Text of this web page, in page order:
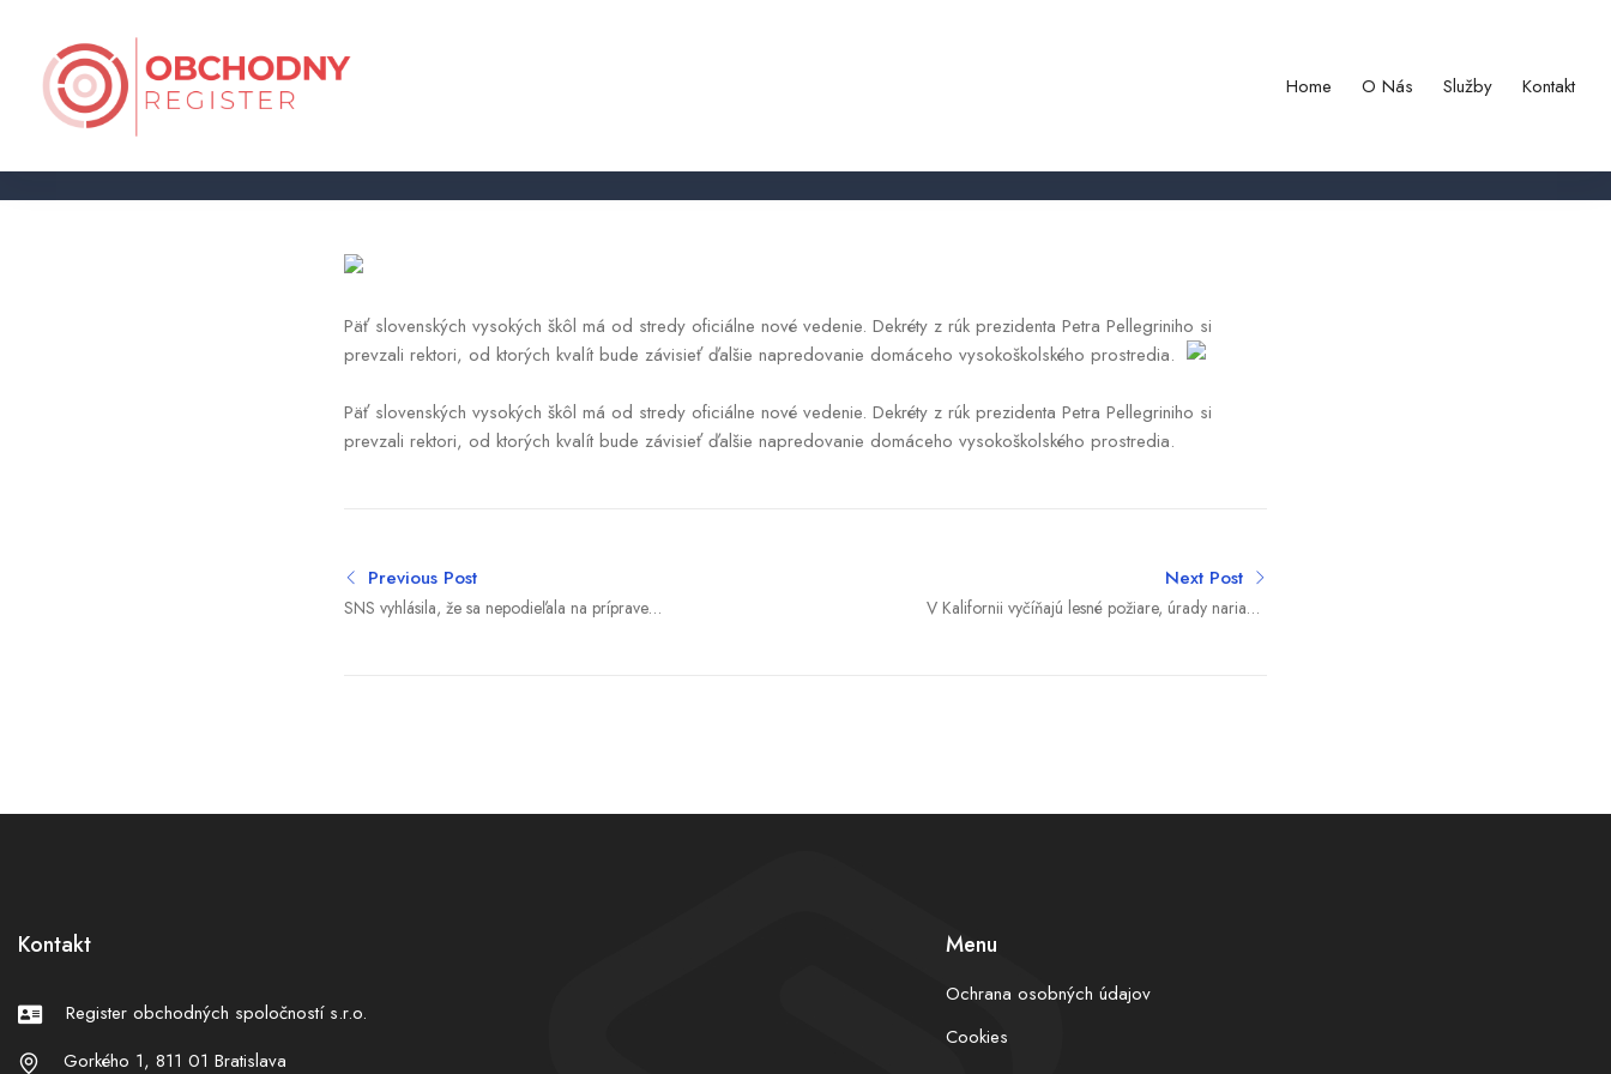
Home O Nás Služby Kontakt
Prezident odovzdal dekréty piatim novým rektorom. Vzdelanie a kreativitu označil za bohatstvo
Päť slovenských vysokých škôl má od stredy oficiálne nové vedenie. Dekréty z rúk prezidenta Petra Pellegriniho si
prevzali rektori, od ktorých kvalít bude závisieť ďalšie napredovanie domáceho vysokoškolského prostredia.
Päť slovenských vysokých škôl má od stredy oficiálne nové vedenie. Dekréty z rúk prezidenta Petra Pellegriniho si
prevzali rektori, od ktorých kvalít bude závisieť ďalšie napredovanie domáceho vysokoškolského prostredia.
Previous Post
SNS vyhlásila, že sa nepodieľala na príprave
Next Post
V Kalifornii vyčíňajú lesné požiare, úrady nariadili
Kontakt
Register obchodných spoločností s.r.o.
Gorkého 1, 811 01 Bratislava
Menu
Ochrana osobných údajov
Cookies